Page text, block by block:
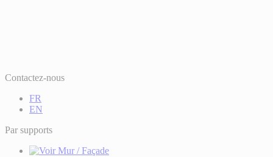
Contactez-nous
FR
EN
Par supports